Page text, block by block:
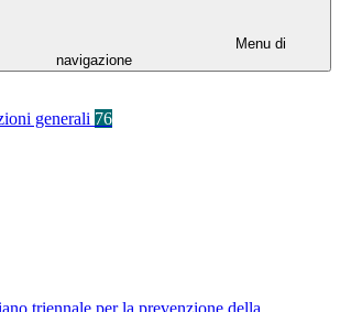
Menu di
navigazione
generali 76